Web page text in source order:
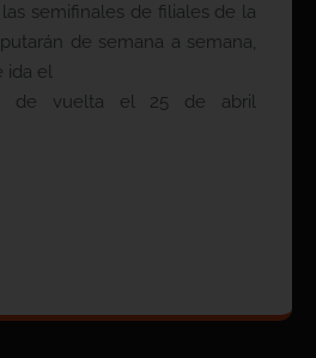
semifinales de filiales de la
de semana a semana,
ida el
de vuelta el 25 de abril